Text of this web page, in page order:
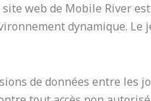
web de Mobile River
dynamique. Le
de données entre les